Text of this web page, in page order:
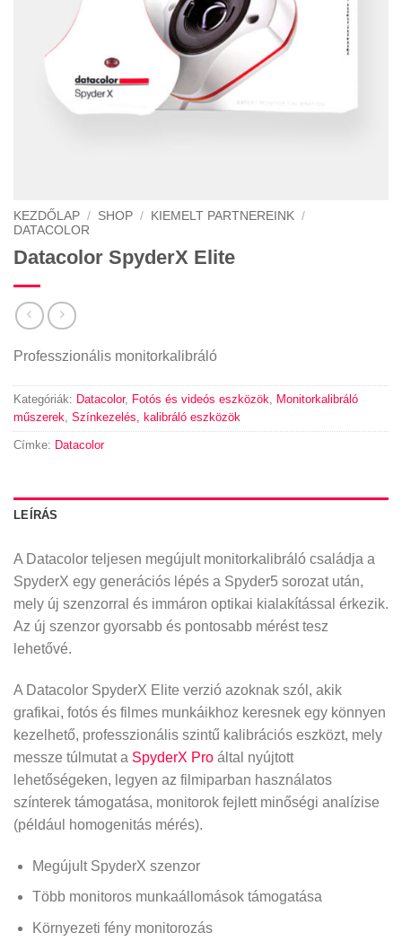
KEZDŐLAP / SHOP / KIEMELT PARTNEREINK /
DATACOLOR
Datacolor SpyderX Elite
Professzionális monitorkalibráló
Kategóriák: Datacolor, Fotós és videós eszközök, Monitorkalibráló
műszerek, Színkezelés, kalibráló eszközök
Címke: Datacolor
LEÍRÁS
A Datacolor teljesen megújult monitorkalibráló családja a
SpyderX egy generációs lépés a Spyder5 sorozat után,
mely új szenzorral és immáron optikai kialakítással érkezik.
Az új szenzor gyorsabb és pontosabb mérést tesz
lehetővé.
A Datacolor SpyderX Elite verzió azoknak szól, akik
grafikai, fotós és filmes munkáikhoz keresnek egy könnyen
kezelhető, professzionális szintű kalibrációs eszközt, mely
messze túlmutat a SpyderX Pro által nyújtott
lehetőségeken, legyen az filmiparban használatos
színterek támogatása, monitorok fejlett minőségi analízise
(például homogenitás mérés).
Megújult SpyderX szenzor
Több monitoros munkaállomások támogatása
Környezeti fény monitorozás